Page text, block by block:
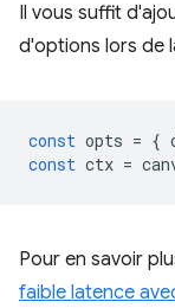
Il vous suffit
d'options lors de
const opts = {
const ctx =
Pour en savoir
faible latence